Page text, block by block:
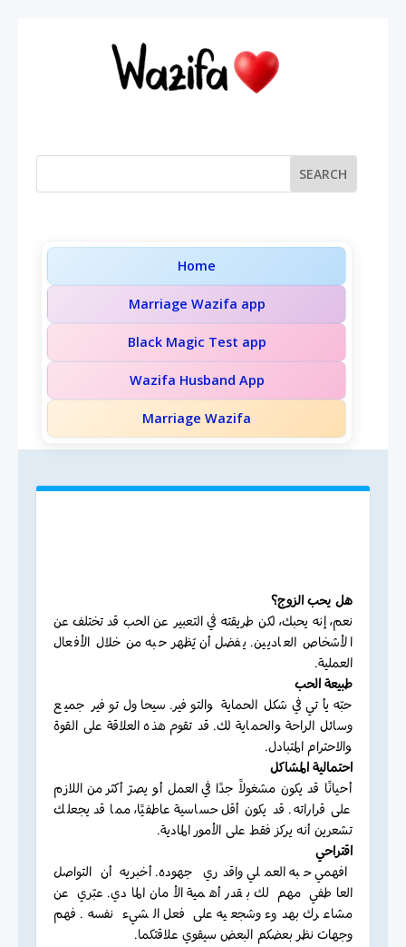
Home
Marriage Wazifa app
Black Magic Test app
Wazifa Husband App
Marriage Wazifa
هل يحب الزوج؟
نعم، إنه يحبك، لكن طريقته في التعبير عن الحب قد تختلف عن
الأشخاص العاديين. يفضل أن يُظهر حبه من خلال الأفعال
العملية.
طبيعة الحب
حبّه يأتي في شكل الحماية والتوفير. سيحاول توفير جميع
وسائل الراحة والحماية لك. قد تقوم هذه العلاقة على القوة
والاحترام المتبادل.
احتمالية المشاكل
أحيانًا قد يكون مشغولاً جدًا في العمل أو يصرّ أكثر من اللازم
على قراراته. قد يكون أقل حساسية عاطفيًا، مما قد يجعلك
تشعرين أنه يركز فقط على الأمور المادية.
اقتراحي
افهمي حبه العملي واقدري جهوده. أخبريه أن التواصل
العاطفي مهم لك بقدر أهمية الأمان المادي. عبّري عن
مشاعرك بهدوء وشجعيه على فعل الشيء نفسه. فهم
وجهات نظر بعضكم البعض سيقوي علاقتكما.